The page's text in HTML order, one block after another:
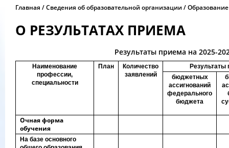
Главная Сведения об образовательной организации Образование
О РЕЗУЛЬТАТАХ ПРИЕМА
Результаты приема на 2025-
Наименование
профессии,
специальности
План
Количество
заявлений
Результаты
бюджетных
ассигнований
федерального
бюджета
Очная форма
обучения
На базе основного